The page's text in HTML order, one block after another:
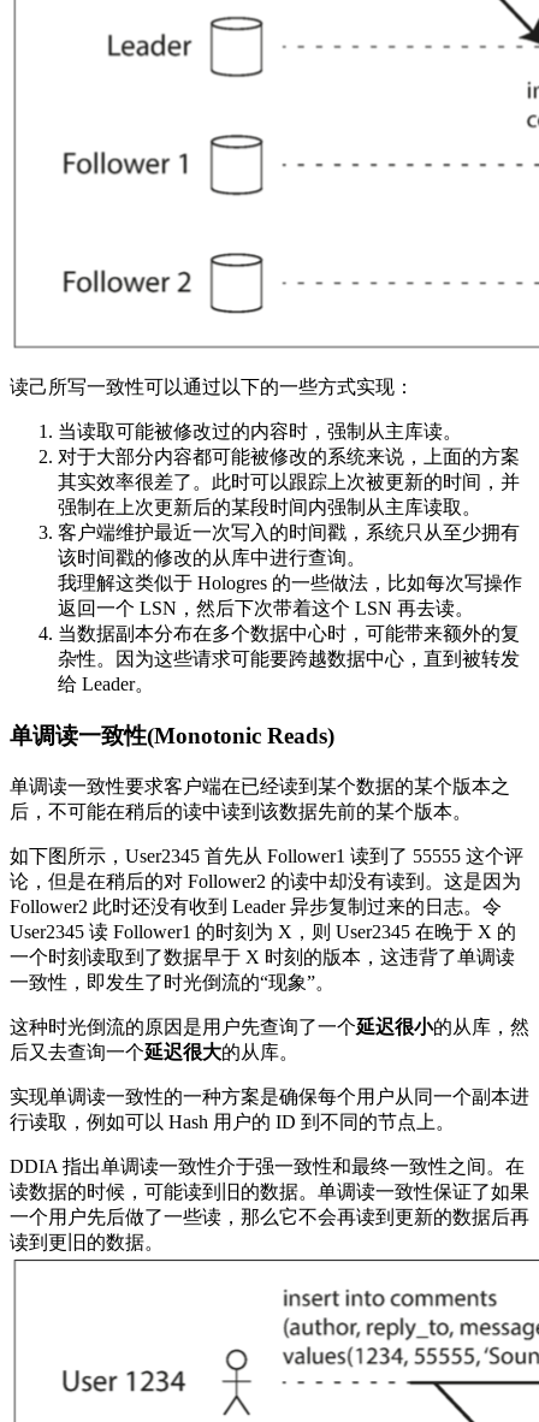
读己所写一致性可以通过以下的一些方式实现：
当读取可能被修改过的内容时，强制从主库读。
对于大部分内容都可能被修改的系统来说，上面的方案
其实效率很差了。此时可以跟踪上次被更新的时间，并
强制在上次更新后的某段时间内强制从主库读取。
客户端维护最近一次写入的时间戳，系统只从至少拥有
该时间戳的修改的从库中进行查询。
我理解这类似于 Hologres 的一些做法，比如每次写操作
返回一个 LSN，然后下次带着这个 LSN 再去读。
当数据副本分布在多个数据中心时，可能带来额外的复
杂性。因为这些请求可能要跨越数据中心，直到被转发
给 Leader。
单调读一致性(Monotonic Reads)
单调读一致性要求客户端在已经读到某个数据的某个版本之
后，不可能在稍后的读中读到该数据先前的某个版本。
如下图所示，User2345 首先从 Follower1 读到了 55555 这个评
论，但是在稍后的对 Follower2 的读中却没有读到。这是因为
Follower2 此时还没有收到 Leader 异步复制过来的日志。令
User2345 读 Follower1 的时刻为 X，则 User2345 在晚于 X 的
一个时刻读取到了数据早于 X 时刻的版本，这违背了单调读
一致性，即发生了时光倒流的“现象”。
这种时光倒流的原因是用户先查询了一个延迟很小的从库，然
后又去查询一个延迟很大的从库。
实现单调读一致性的一种方案是确保每个用户从同一个副本进
行读取，例如可以 Hash 用户的 ID 到不同的节点上。
DDIA 指出单调读一致性介于强一致性和最终一致性之间。在
读数据的时候，可能读到旧的数据。单调读一致性保证了如果
一个用户先后做了一些读，那么它不会再读到更新的数据后再
读到更旧的数据。